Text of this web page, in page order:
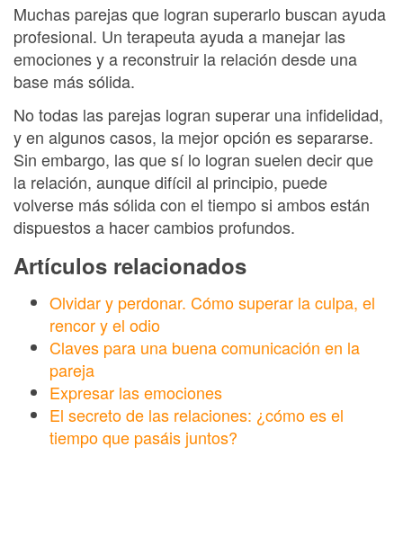
Muchas parejas que logran superarlo buscan ayuda
profesional. Un terapeuta ayuda a manejar las
emociones y a reconstruir la relación desde una
base más sólida.
No todas las parejas logran superar una infidelidad,
y en algunos casos, la mejor opción es separarse.
Sin embargo, las que sí lo logran suelen decir que
la relación, aunque difícil al principio, puede
volverse más sólida con el tiempo si ambos están
dispuestos a hacer cambios profundos.
Artículos relacionados
Olvidar y perdonar. Cómo superar la culpa, el
rencor y el odio
Claves para una buena comunicación en la
pareja
Expresar las emociones
El secreto de las relaciones: ¿cómo es el
tiempo que pasáis juntos?